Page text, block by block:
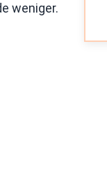
weniger.